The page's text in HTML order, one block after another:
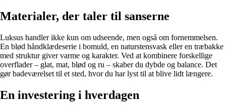
Materialer, der taler til sanserne
Luksus handler ikke kun om udseende, men også om fornemmelsen.
En blød håndklædeserie i bomuld, en naturstensvask eller en træbakke
med struktur giver varme og karakter. Ved at kombinere forskellige
overflader – glat, mat, blød og ru – skaber du dybde og balance. Det
gør badeværelset til et sted, hvor du har lyst til at blive lidt længere.
En investering i hverdagen